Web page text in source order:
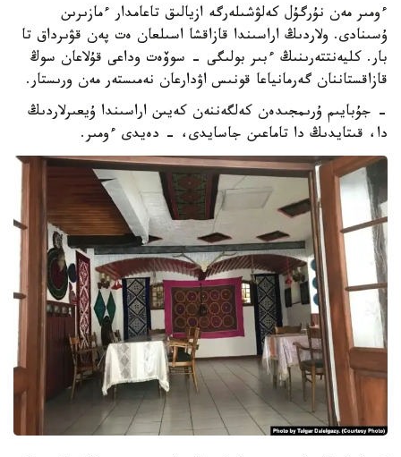
ءومىر مەن نۇرگۇل كەلۋشىلەرگە ازيالىق تاعامدار ءمازىرىن
ۇسىنادى. ولاردىڭ اراسىندا قازاقشا اسىلعان ەت پەن قۋىرداق تا
بار. كليەنتتەرىنىڭ ءبىر بولىگى - سوۆەت وداعى قۇلاعان سوڭ
قازاقستاننان گەرمانياعا قونىس اۋدارعان نەمىستەر مەن ورىستار.
- جۇبايىم ۇرىمجىدەن كەلگەننەن كەيىن اراسىندا ۇيعىرلاردىڭ
دا، قىتايدىڭ دا تاماعىن جاسايدى، - دەيدى ءومىر.